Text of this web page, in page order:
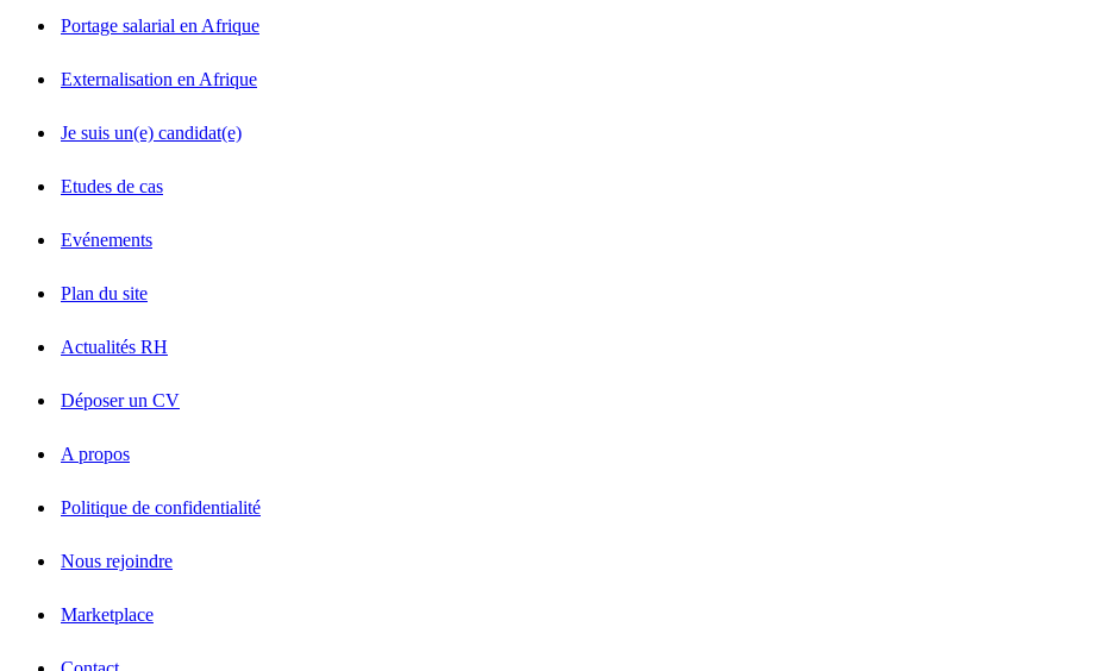
Portage salarial en Afrique
Externalisation en Afrique
Je suis un(e) candidat(e)
Etudes de cas
Evénements
Plan du site
Actualités RH
Déposer un CV
A propos
Politique de confidentialité
Nous rejoindre
Marketplace